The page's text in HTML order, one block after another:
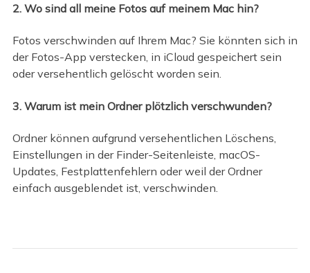
2. Wo sind all meine Fotos auf meinem Mac hin?
Fotos verschwinden auf Ihrem Mac? Sie könnten sich in
der Fotos-App verstecken, in iCloud gespeichert sein
oder versehentlich gelöscht worden sein.
3. Warum ist mein Ordner plötzlich verschwunden?
Ordner können aufgrund versehentlichen Löschens,
Einstellungen in der Finder-Seitenleiste, macOS-
Updates, Festplattenfehlern oder weil der Ordner
einfach ausgeblendet ist, verschwinden.